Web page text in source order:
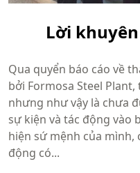
Lời
Qua quyển báo cáo về
bởi Formosa Steel
nhưng như vậy là chưa
sự kiện và tác động vào
hiện sứ mệnh của mình,
động có...